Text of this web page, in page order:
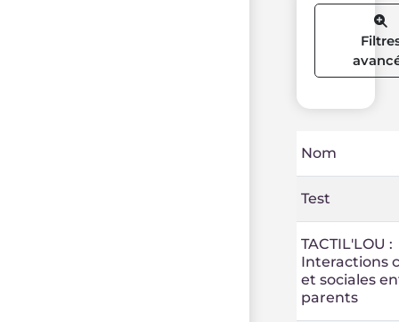
Nom
Test
TACTIL'LOU :
Interactions
et sociales
parents